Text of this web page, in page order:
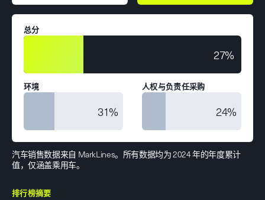
总分
27%
环境
31%
人权与负责任采购
24%
汽车销售数据来自 MarkLines。所有数据均为 2024 年的年度累计
值，仅涵盖乘用车。
排行榜摘要